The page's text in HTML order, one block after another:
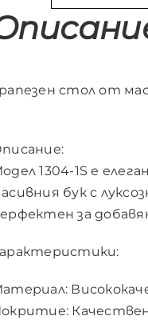
стол от
1304-1S е
бук с
за